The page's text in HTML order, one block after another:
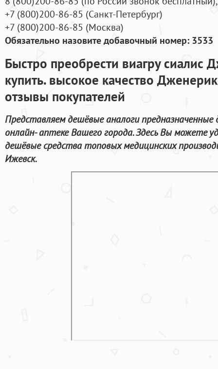
+7 (800)200-86-85 (Санкт-Петербург)
+7 (800)200-86-85 (Москва)
Обязательно назовите добавочный номер: 3533
Быстро преобрести виагру сиалис
купить. высокое качество
отзывы покупателей
Представляем дешёвые аналоги предназначенные
онлайн- аптеке Вашего города. Здесь Вы можете
дешёвые средства топовых медицинских
Ижевск.